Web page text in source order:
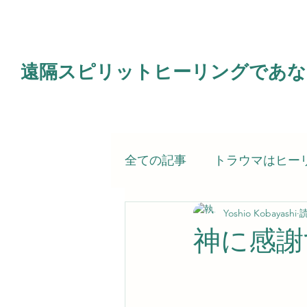
遠隔スピリットヒーリングであ
全ての記事 トラウマはヒー
電子書籍 霊的治療（ス
神に感
Yoshio Kobayashi